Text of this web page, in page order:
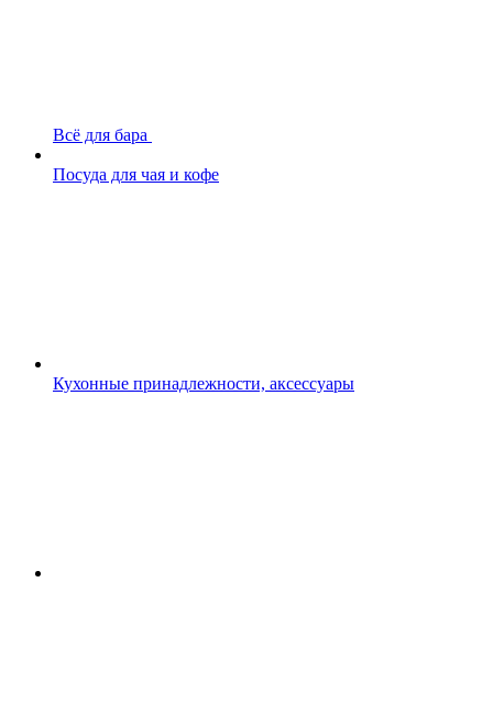
Всё для бара
Посуда для чая и кофе
Кухонные принадлежности, аксессуары